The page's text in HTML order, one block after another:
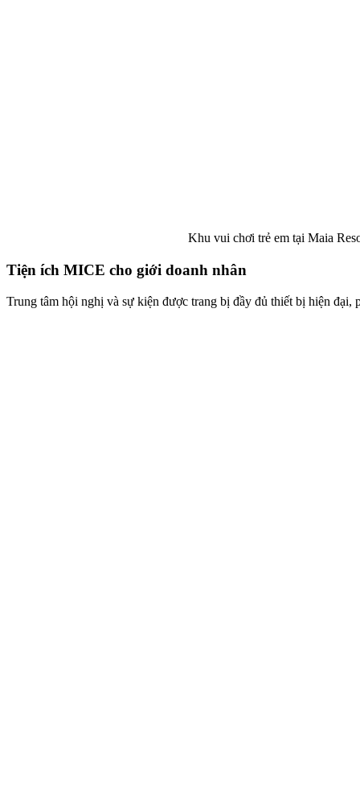
Khu vui chơi trẻ em tại Maia
Tiện ích MICE cho giới doanh nhân
Trung tâm hội nghị và sự kiện được trang bị đầy đủ thiết bị hiện